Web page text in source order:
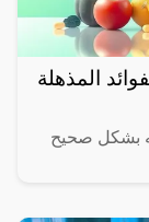
المذهلة
بشكل صحيح